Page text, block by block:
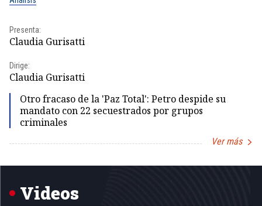
Presenta:
Claudia Gurisatti
Dirige:
Claudia Gurisatti
Otro fracaso de la 'Paz Total': Petro despide su
mandato con 22 secuestrados por grupos
criminales
Ver más
1
Videos